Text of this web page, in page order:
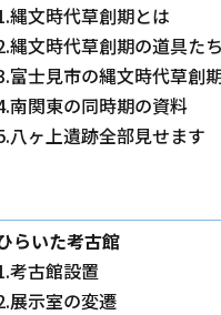
縄文時代草創期とは
縄文時代草創期の道具たち
富士見市の縄文時代草創
南関東の同時期の資料
八ヶ上遺跡全部見せます
らいた考古館
考古館設置
展示室の変遷